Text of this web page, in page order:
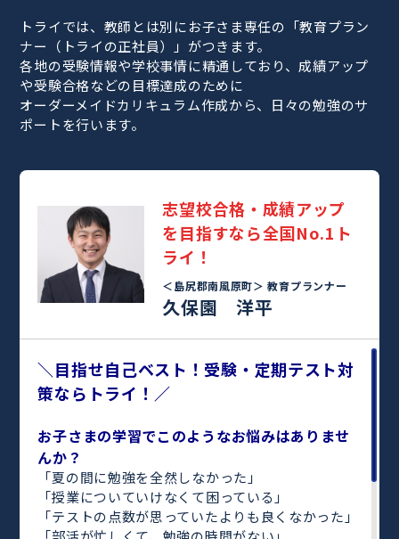
トライでは、教師とは別にお子さま専任の「教育プラン
ナー（トライの正社員）」がつきます。
各地の受験情報や学校事情に精通しており、成績アップ
や受験合格などの目標達成のために
オーダーメイドカリキュラム作成から、日々の勉強のサ
ポートを行います。
志望校合格・成績アップ
を目指すなら全国No.1ト
ライ！
＜島尻郡南風原町＞教育プランナー
久保園 洋平
＼目指せ自己ベスト！受験・定期テスト対
策ならトライ！／
お子さまの学習でこのようなお悩みはありませ
んか？
「夏の間に勉強を全然しなかった」
「授業についていけなくて困っている」
「テストの点数が思っていたよりも良くなかった」